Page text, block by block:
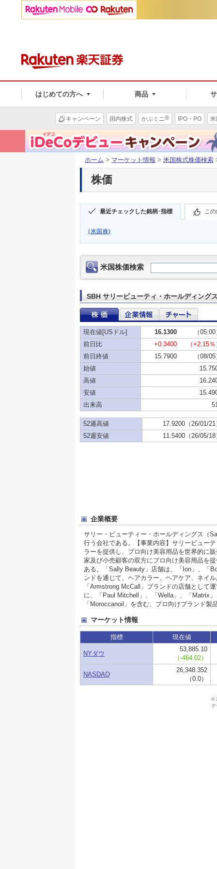
はじめての方へ 商品
キャンペーン 国内株式 かぶミニ® IPO・PO
ホーム > マーケット情報 > 米国株式株価検索
株価
最近チェックした銘柄･指標 こ
(米国株)